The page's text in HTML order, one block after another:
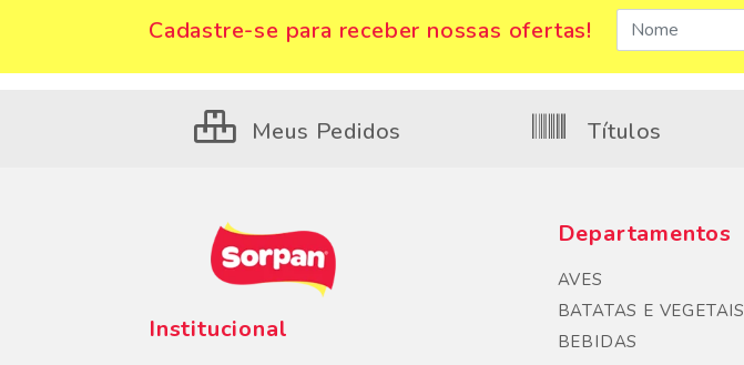
Cadastre-se para receber nossas ofertas!
Meus Pedidos Títulos
Institucional
Departamentos
AVES
BATATAS E VEGETAIS
BEBIDAS